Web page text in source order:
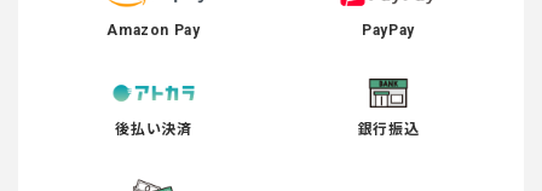
Amazon Pay PayPay
後払い決済 銀行振込